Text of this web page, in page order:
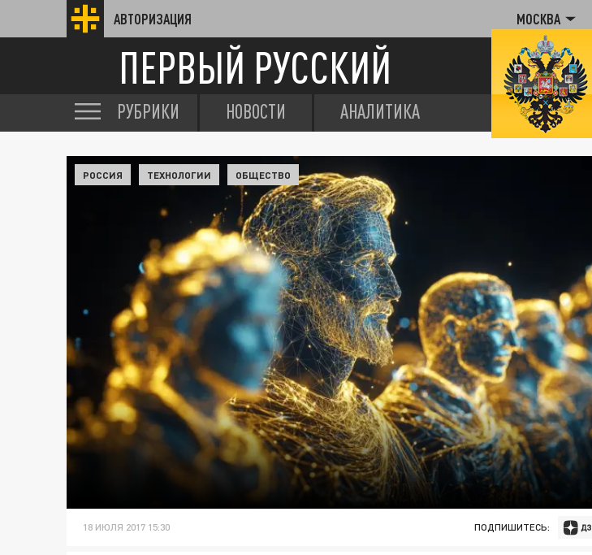
АВТОРИЗАЦИЯ МОСКВА
ПЕРВЫЙ РУССКИЙ
РУБРИКИ НОВОСТИ АНАЛИТИКА
РОССИЯ ТЕХНОЛОГИИ ОБЩЕСТВО
18 ИЮЛЯ 2017 15:30 ПОДПИШИТЕСЬ: